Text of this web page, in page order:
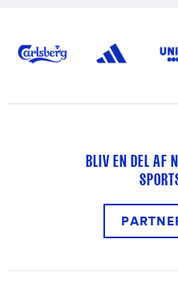
BLIV EN DEL AF